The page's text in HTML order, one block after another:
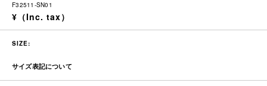
F32511-SN01
SIZE:
サイズ表記について